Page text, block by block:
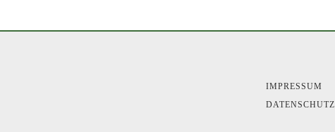
IMPRESSUM
DATENSCHUTZ